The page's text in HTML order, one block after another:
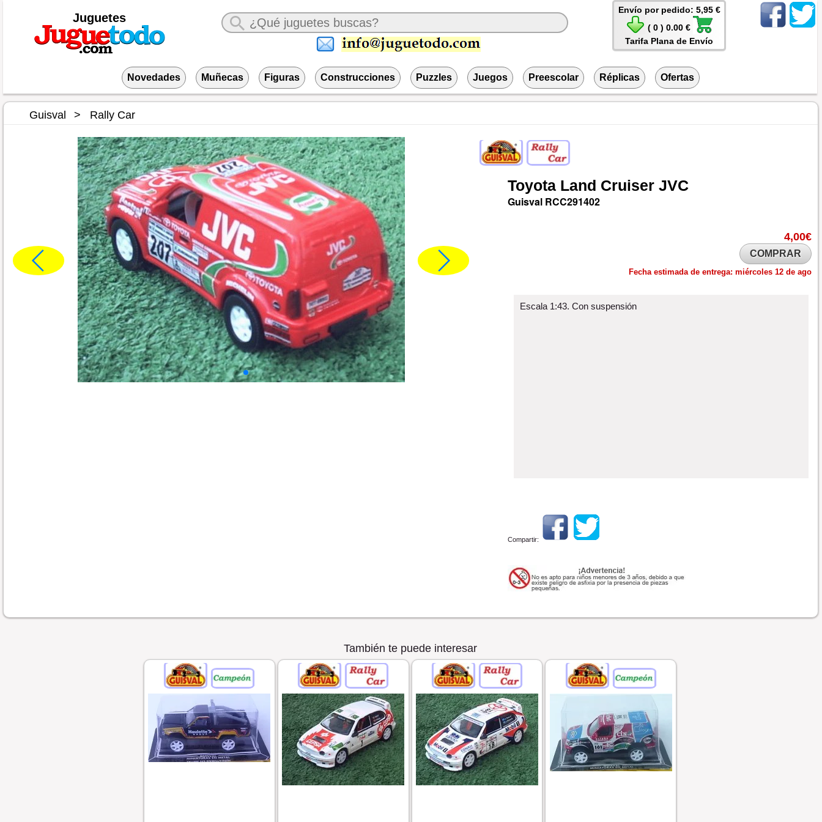
Juguetes
Envío por pedido: 5,95 €
( 0 ) 0.00 €
Tarifa Plana de Envío
Novedades Muñecas Figuras Construcciones Puzzles Juegos Preescolar Réplicas Ofertas
Guisval Rally Car
Toyota Land Cruiser JVC
Guisval RCC291402
4,00€
COMPRAR
Fecha estimada de entrega: miércoles 12 de ago
Escala 1:43. Con suspensión
Compartir:
También te puede interesar